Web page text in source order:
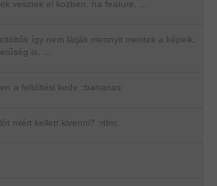
vesztek el kozben. ha feature, ...
így nem látják mennyit mentek a képeik.
is, ...
a feltöltési kedv. :bananas:
miért kellett kivenni? :rtfm: